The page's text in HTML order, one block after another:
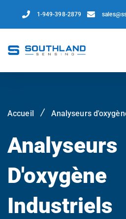
1-949-398-2879
Accueil Analyseurs
Analyseurs
D'oxygène
Industriels